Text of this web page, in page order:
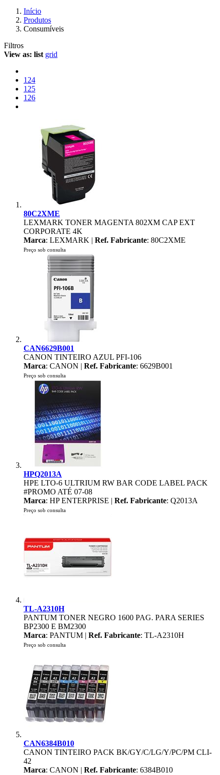
Início
Produtos
Consumíveis
Filtros
View as: list grid
124
125
126
80C2XME
LEXMARK TONER MAGENTA 802XM CAP EXT
CORPORATE 4K
Marca: LEXMARK | Ref. Fabricante: 80C2XME
Preço sob consulta
CAN6629B001
CANON TINTEIRO AZUL PFI-106
Marca: CANON | Ref. Fabricante: 6629B001
Preço sob consulta
HPQ2013A
HPE LTO-6 ULTRIUM RW BAR CODE LABEL PACK
#PROMO ATÉ 07-08
Marca: HP ENTERPRISE | Ref. Fabricante: Q2013A
Preço sob consulta
TL-A2310H
PANTUM TONER NEGRO 1600 PAG. PARA SERIES
BP2300 E BM2300
Marca: PANTUM | Ref. Fabricante: TL-A2310H
Preço sob consulta
CAN6384B010
CANON TINTEIRO PACK BK/GY/C/LG/Y/PC/PM CLI-
42
Marca: CANON | Ref. Fabricante: 6384B010